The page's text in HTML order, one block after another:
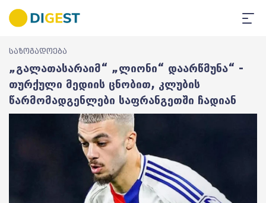
საზოგადოება
„გალათასარაიმ“ „ლიონი“ დაარწმუნა“ -
თურქული მედიის ცნობით, კლუბის
წარმომადგენლები საფრანგეთში ჩადიან